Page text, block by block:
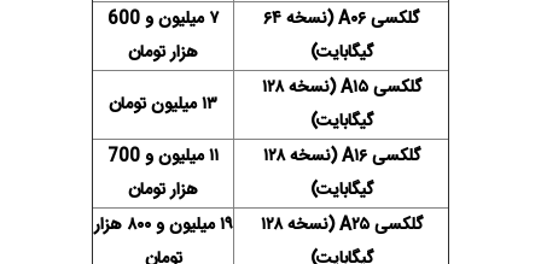
گلکسی A۰۶ (نسخه ۶۴
گیگابایت)
۷ میلیون و 600
هزار تومان
گلکسی A۱۵ (نسخه ۱۲۸
گیگابایت)
۱۳ میلیون تومان
گلکسی A۱۶ (نسخه ۱۲۸
گیگابایت)
۱۱ میلیون و 700
هزار تومان
گلکسی A۲۵ (نسخه ۱۲۸
۱۹ میلیون و ۸۰۰ هزار